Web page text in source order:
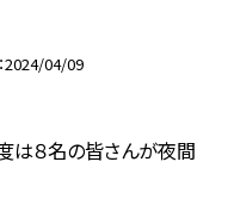
2024/04/09
は８名の皆さんが夜間